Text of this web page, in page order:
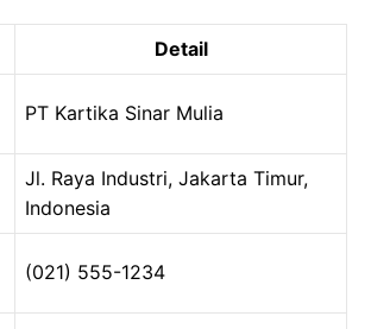
Detail
PT Kartika Sinar Mulia
Jl. Raya Industri, Jakarta Timur,
Indonesia
(021) 555-1234